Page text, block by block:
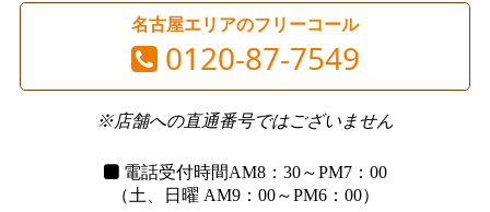
名古屋エリアのフリーコール
0120-87-7549
※店舗への直通番号ではございません
電話受付時間AM8：30～PM7：00
（土、日曜 AM9：00～PM6：00）